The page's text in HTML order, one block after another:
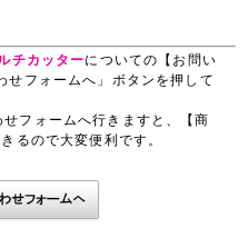
チカッターについての【お問い
せフォームへ」ボタンを押して
フォームへ行きますと、【商
るので大変便利です。